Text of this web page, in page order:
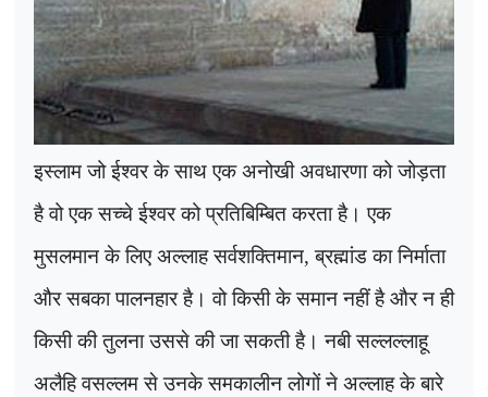
इस्लाम जो ईश्वर के साथ एक अनोखी अवधारणा को जोड़ता
है वो एक सच्चे ईश्वर को प्रतिबिम्बित करता है। एक
मुसलमान के लिए अल्लाह सर्वशक्तिमान,ब्रह्मांड का निर्माता
और सबका पालनहार है। वो किसी के समान नहीं है और न ही
किसी की तुलना उससे की जा सकती है। नबी सल्लल्लाहू
अलैहि वसल्लम से उनके समकालीन लोगों ने अल्लाह के बारे